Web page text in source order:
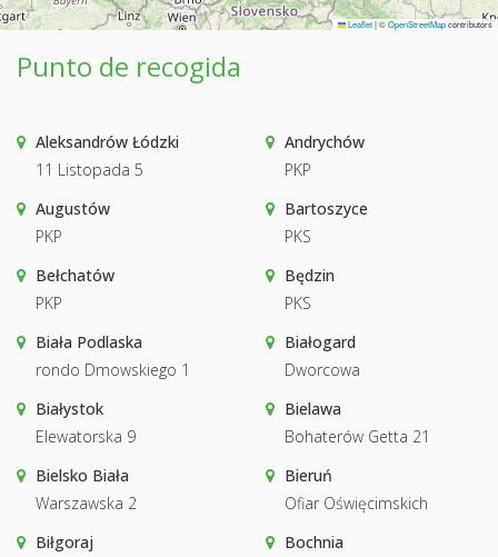
Leaflet|©OpenStreetMapcontributors
Punto de recogida
Aleksandrów Łódzki
11 Listopada 5
Andrychów
PKP
Augustów
PKP
Bartoszyce
PKS
Bełchatów
PKP
Będzin
PKS
Biała Podlaska
rondo Dmowskiego 1
Białogard
Dworcowa
Białystok
Elewatorska 9
Bielawa
Bohaterów Getta 21
Bielsko Biała
Warszawska 2
Bieruń
Ofiar Oświęcimskich
Biłgoraj
Bochnia